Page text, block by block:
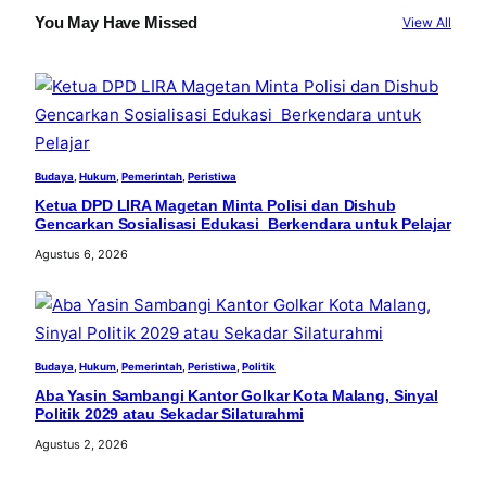
c
You May Have Missed View All
Budaya, Hukum, Pemerintah, Peristiwa
Ketua DPD LIRA Magetan Minta Polisi dan Dishub
Gencarkan Sosialisasi Edukasi Berkendara untuk Pelajar
Agustus 6, 2026
Budaya, Hukum, Pemerintah, Peristiwa, Politik
Aba Yasin Sambangi Kantor Golkar Kota Malang, Sinyal
Politik 2029 atau Sekadar Silaturahmi
Agustus 2, 2026